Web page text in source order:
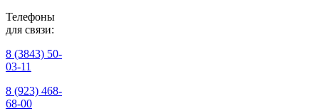
Телефоны
для связи:
8 (3843) 50-
03-11
8 (923) 468-
68-00